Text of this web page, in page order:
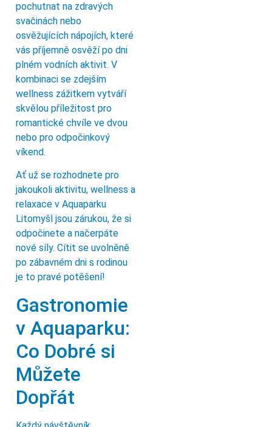
pochutnat na zdravých
svačinách nebo
osvěžujících nápojích, které
vás příjemně osvěží po dni
plném vodních aktivit. V
kombinaci se zdejším
wellness zážitkem vytváří
skvělou příležitost pro
romantické chvíle ve dvou
nebo pro odpočinkový
víkend.
Ať už se rozhodnete pro
jakoukoli aktivitu, wellness a
relaxace v Aquaparku
Litomyšl jsou zárukou, že si
odpočinete a načerpáte
nové síly. Cítit se uvolněně
po zábavném dni s rodinou
je to pravé potěšení!
Gastronomie
v Aquaparku:
Co Dobré si
Můžete
Dopřát